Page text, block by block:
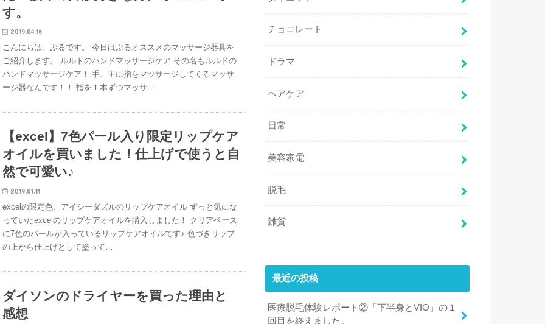
す。
2019.04.16
こんにちは。ぷるです。 今日はぷるオススメのマッサージ器具を
ご紹介します。 ルルドのハンドマッサージケア その名もルルドの
ハンドマッサージケア！ 手、主に指をマッサージしてくるマッサ
ージ器なんです！！ 指を１本ずつマッサ…
【excel】7色パール入り限定リップケア
オイルを買いました！仕上げで使うと自
然で可愛い♪
2019.01.11
excelの限定色、アイシーダズルのリップケアオイル ずっと気にな
っていたexcelのリップケアオイルを購入しました！ クリアベース
に7色のパールが入っているリップケアオイルです♪ 色づきリップ
の上から仕上げとして塗って…
ダイソンのドライヤーを買った理由と
感想
チョコレート
ドラマ
ヘアケア
日常
美容家電
脱毛
雑貨
最近の投稿
医療脱毛体験レポート②「下半身とVIO」の１
回目を終えました。